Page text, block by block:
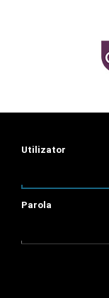
Utilizator
Parola